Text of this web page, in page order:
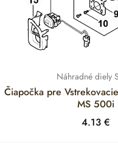
Náhradné diely
Čiapočka pre
MS 500i
4.13€